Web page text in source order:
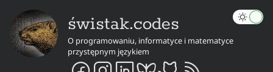
świstak.codes
O programowaniu, informatyce i matematyce
przystępnym językiem